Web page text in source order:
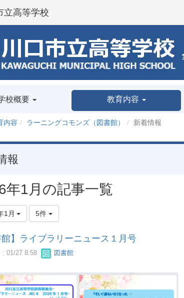
立高等学校
校概要 教育内容
内容 ラーニングコモンズ（図書館） 新着情報
報
年1月の記事一覧
1月 5件
館】ライブラリーニュース１月号
: 01/27 8:58 図書館